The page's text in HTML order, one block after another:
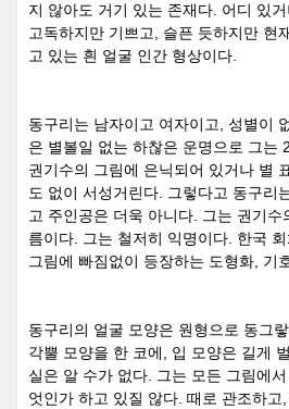
지 않아도 거기 있는 존재다. 어디 있
고독하지만 기쁘고, 슬픈 듯하지만 현
고 있는 흰 얼굴 인간 형상이다.
동구리는 남자이고 여자이고, 성별이
은 별볼일 없는 하찮은 운명으로 그는
권기수의 그림에 은닉되어 있거나 별
도 없이 서성거린다. 그렇다고 동구리
고 주인공은 더욱 아니다. 그는 권기수
름이다. 그는 철저히 익명이다. 한국
그림에 빠짐없이 등장하는 도형화, 기
동구리의 얼굴 모양은 원형으로 동그
각뿔 모양을 한 코에, 입 모양은 길게
실은 알 수가 없다. 그는 모든 그림에
엇인가 하고 있질 않다. 때로 관조하고,